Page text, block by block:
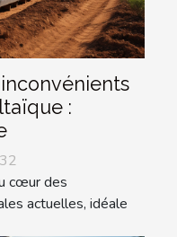
:
cœur des
actuelles, idéale